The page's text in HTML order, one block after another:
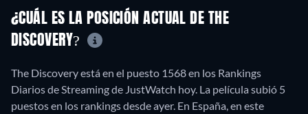
¿CUÁL ES LA POSICIÓN ACTUAL DE THE
DISCOVERY?
The Discovery está en el puesto 1568 en los Rankings
Diarios de Streaming de JustWatch hoy. La película subió 5
puestos en los rankings desde ayer. En España, en este